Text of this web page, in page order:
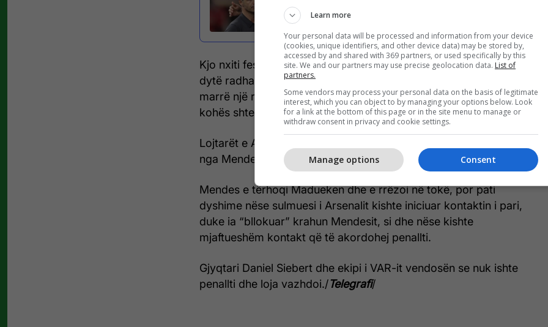
Kjo nxiti festë të madhe te lojtarët e PSG-së, që fituan titullin e
dytë radhazi në Ligën e Kampionëve, por gjithçka mund të kishte
marrë një rrjedhë tjetër, nëse një vendim në pjesën e parë të
kohës shtesë do të ishte marrë ndryshe.
Lojtarët e Arsenalit kërkuan penallti kur Noni Madueke u pengua
nga Mendes, pasi kishte hyrë me shpejtësi në zonë.
Mendes e tërhoqi Madueken dhe e rrëzoi në tokë, por pati
dyshime nëse sulmuesi i Arsenalit kishte iniciuar kontaktin i pari,
duke ia “bllokuar” krahun Mendesit, si dhe nëse kishte
mjaftueshëm kontakt që të akordohej penallti.
Gjyqtari Daniel Siebert dhe ekipi i VAR-it vendosën se nuk ishte
penallti dhe loja vazhdoi./Telegrafi/
Learn more
Your personal data will be processed and information from your device
(cookies, unique identifiers, and other device data) may be stored by,
accessed by and shared with 369 partners, or used specifically by this
site. We and our partners may use precise geolocation data. List of
partners.
Some vendors may process your personal data on the basis of legitimate
interest, which you can object to by managing your options below. Look
for a link at the bottom of this page or in the site menu to manage or
withdraw consent in privacy and cookie settings.
Consent
Manage options